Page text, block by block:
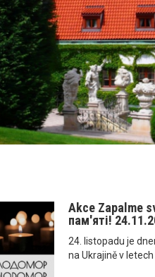
Akce Zapalme
пам'яті!
24. listopadu je
na Ukrajině v